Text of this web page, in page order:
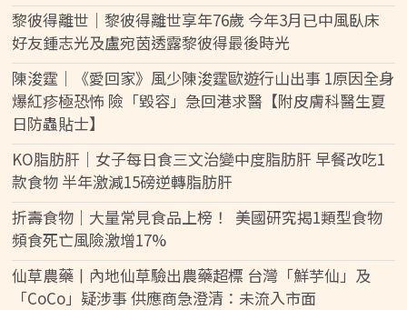
黎彼得離世｜黎彼得離世享年76歲 今年3月已中風臥床
好友鍾志光及盧宛茵透露黎彼得最後時光
陳浚霆｜《愛回家》風少陳浚霆歐遊行山出事 1原因全身
爆紅疹極恐怖 險「毀容」急回港求醫【附皮膚科醫生夏
日防蟲貼士】
KO脂肪肝｜女子每日食三文治變中度脂肪肝 早餐改吃1
款食物 半年激減15磅逆轉脂肪肝
折壽食物｜大量常見食品上榜！ 美國研究揭1類型食物
頻食死亡風險激增17%
仙草農藥丨內地仙草驗出農藥超標 台灣「鮮芋仙」及
「CoCo」疑涉事 供應商急澄清：未流入市面